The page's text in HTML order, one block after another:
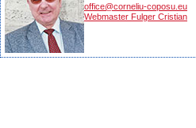
office@corneliu-coposu.eu
Webmaster Fulger Cristian